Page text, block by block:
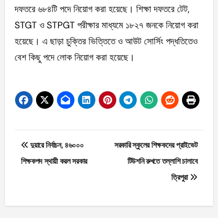
দফতরে ৬৮৪টি পদে নিয়োগ করা হয়েছে। শিক্ষা দফতরে টেট,
STGT ও STPGT পরীক্ষার মাধ্যমে ১৮২৭ জনকে নিয়োগ করা
হয়েছে। এ ছাড়া চুক্তির ভিত্তিতে ও আউট সোর্সিং পদ্ধতিতেও
বেশ কিছু পদে লোক নিয়োগ করা হয়েছে।
Post
navigation
দুয়ারে নির্বাচন, ৪৬০০০
শিক্ষকপদ স্থায়ী করল সরকার
সরকারি স্কুলের শিক্ষকদের প্রাইভেট
টিউশনি রুখতে তল্লাশি চালাবে
ত্রিপুরা